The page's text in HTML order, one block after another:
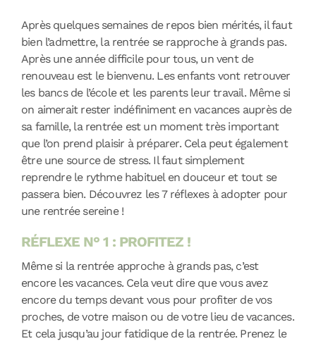
Après quelques semaines de repos bien mérités, il faut
bien l’admettre, la rentrée se rapproche à grands pas.
Après une année difficile pour tous, un vent de
renouveau est le bienvenu. Les enfants vont retrouver
les bancs de l’école et les parents leur travail. Même si
on aimerait rester indéfiniment en vacances auprès de
sa famille, la rentrée est un moment très important
que l’on prend plaisir à préparer. Cela peut également
être une source de stress. Il faut simplement
reprendre le rythme habituel en douceur et tout se
passera bien. Découvrez les 7 réflexes à adopter pour
une rentrée sereine !
RÉFLEXE N° 1 : PROFITEZ !
Même si la rentrée approche à grands pas, c’est
encore les vacances. Cela veut dire que vous avez
encore du temps devant vous pour profiter de vos
proches, de votre maison ou de votre lieu de vacances.
Et cela jusqu’au jour fatidique de la rentrée. Prenez le